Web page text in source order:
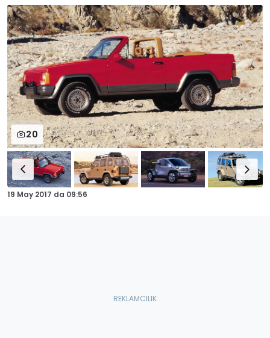
20
19 May 2017 da 09:56